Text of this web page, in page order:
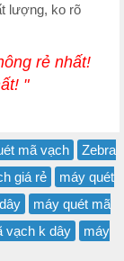
lượng, ko rõ
rẻ nhất!
"
mã vạch
Zebra
giá rẻ
máy quét
máy quét mã
vạch k dây
máy